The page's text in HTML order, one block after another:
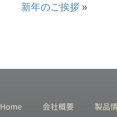
新年のご挨拶 »
Home 会社概要 製品